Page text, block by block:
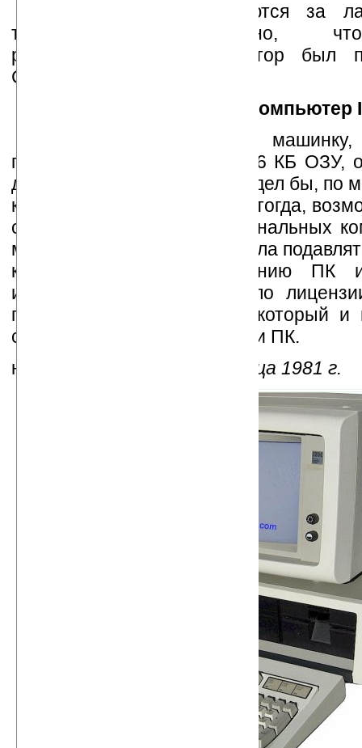
Несколько стран борются за
транзисторов. Известно,
работоспособный транзистор был
США.
Персональный компьютер
Размером с пишущую машинку,
процессором Intel 8088 и 16 КБ ОЗУ,
долларов. Сегодня он выглядел бы, по
комично, но, не появись он тогда,
сих пор не было бы персональных
момента, когда IBM перестала
конкурентов к клонированию ПК
использовать технологию по
гигантский скачок вперёд, который
сегодняшнему дню в истории ПК.
на фото:
ПК IBM 8088 образца 1981 г.